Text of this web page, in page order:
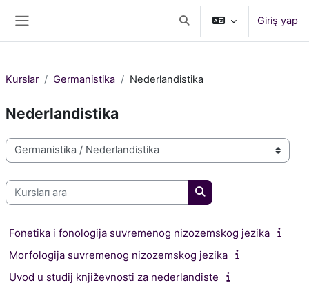
Arama girişini değiştirGiriş yap
Kurslar Germanistika Nederlandistika
Nederlandistika
Kurs Kategorileri
Kursları ara
Kursları ara
Fonetika i fonologija suvremenog nizozemskog jezika
Morfologija suvremenog nizozemskog jezika
Uvod u studij književnosti za nederlandiste